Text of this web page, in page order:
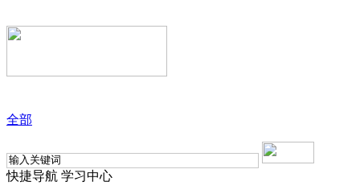
全部
快捷导航 学习中心